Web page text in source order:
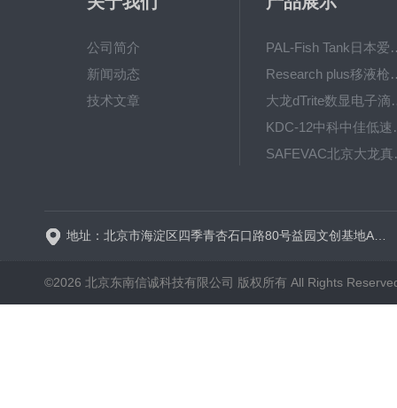
公司简介
新闻动态
技术文章
PAL-Fish Tank
Research plus
大龙dTrite
KDC-
©2026 北京东南信诚科技有限公司 版权所有 All Rights